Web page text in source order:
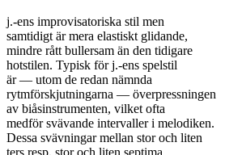
j.-ens improvisatoriska stil men
samtidigt är mera elastiskt glidande,
mindre rått bullersam än den tidigare
hotstilen. Typisk för j.-ens spelstil
är — utom de redan nämnda
rytmförskjutningarna — överpressningen
av biåsinstrumenten, vilket ofta
medför svävande intervaller i melodiken.
Dessa svävningar mellan stor och liten
ters resp, stor och liten septima